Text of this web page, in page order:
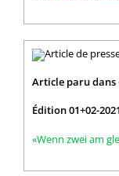
Article paru dans
Édition 01+02-2021
«Wenn zwei am